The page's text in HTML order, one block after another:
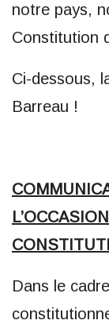
notre pays,
Constitution
Ci-dessous,
Barreau !
Dans le